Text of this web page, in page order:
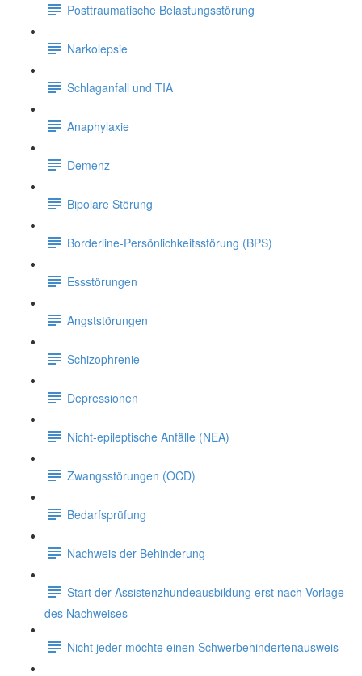
Posttraumatische Belastungsstörung
Narkolepsie
Schlaganfall und TIA
Anaphylaxie
Demenz
Bipolare Störung
Borderline-Persönlichkeitsstörung (BPS)
Essstörungen
Angststörungen
Schizophrenie
Depressionen
Nicht-epileptische Anfälle (NEA)
Zwangsstörungen (OCD)
Bedarfsprüfung
Nachweis der Behinderung
Start der Assistenzhundeausbildung erst nach Vorlage
des Nachweises
Nicht jeder möchte einen Schwerbehindertenausweis